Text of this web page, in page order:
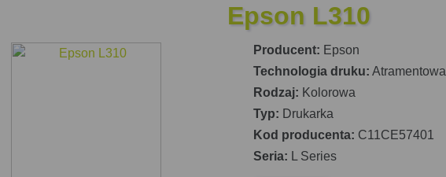
Epson L310
Producent: Epson
Technologia druku: Atramentowa
Rodzaj: Kolorowa
Typ: Drukarka
Kod producenta: C11CE57401
Seria: L Series